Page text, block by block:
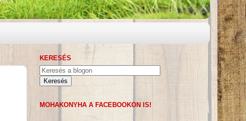
KERESÉS
MOHAKONYHA A FACEBOOKON IS!